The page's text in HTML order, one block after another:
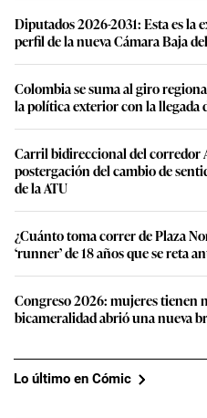
Diputados 2026-2031: Esta es la
perfil de la nueva Cámara Baja
Colombia se suma al giro
la política exterior con la llegada
Carril bidireccional del corredor
postergación del cambio de
de la ATU
¿Cuánto toma correr de Plaza
‘runner’ de 18 años que se reta
Congreso 2026: mujeres tienen
bicameralidad abrió una nueva
Lo último en Cómic